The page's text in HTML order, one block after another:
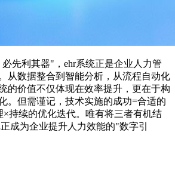
先利其器"，ehr系统正是企业人力管
从数据整合到智能分析，从流程自动化
的价值不仅体现在效率提升，更在于构
。但需谨记，技术实施的成功=合适的
×持续的优化迭代。唯有将三者有机结
成为企业提升人力效能的"数字引